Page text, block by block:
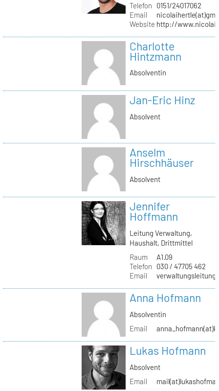
Telefon
0151/24017062
Email
Website http://
Charlotte
Hintzmann
Absolventin
Jan-Eric Hinz
Absolvent
Anselm
Hirschhäuser
Absolvent
Jennifer
Hoffmann
Leitung Verwaltung,
Haushalt, Drittmittel
Raum
A1.09
Telefon
030 / 47705 462
Email
Anna Hofmann
Absolventin
Email
Lukas Hofmann
Absolvent
Email